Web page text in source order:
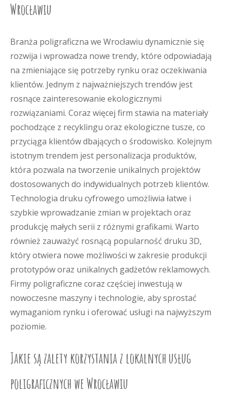
Wrocławiu
Branża poligraficzna we Wrocławiu dynamicznie się
rozwija i wprowadza nowe trendy, które odpowiadają
na zmieniające się potrzeby rynku oraz oczekiwania
klientów. Jednym z najważniejszych trendów jest
rosnące zainteresowanie ekologicznymi
rozwiązaniami. Coraz więcej firm stawia na materiały
pochodzące z recyklingu oraz ekologiczne tusze, co
przyciąga klientów dbających o środowisko. Kolejnym
istotnym trendem jest personalizacja produktów,
która pozwala na tworzenie unikalnych projektów
dostosowanych do indywidualnych potrzeb klientów.
Technologia druku cyfrowego umożliwia łatwe i
szybkie wprowadzanie zmian w projektach oraz
produkcję małych serii z różnymi grafikami. Warto
również zauważyć rosnącą popularność druku 3D,
który otwiera nowe możliwości w zakresie produkcji
prototypów oraz unikalnych gadżetów reklamowych.
Firmy poligraficzne coraz częściej inwestują w
nowoczesne maszyny i technologie, aby sprostać
wymaganiom rynku i oferować usługi na najwyższym
poziomie.
Jakie są zalety korzystania z lokalnych usług
poligraficznych we Wrocławiu